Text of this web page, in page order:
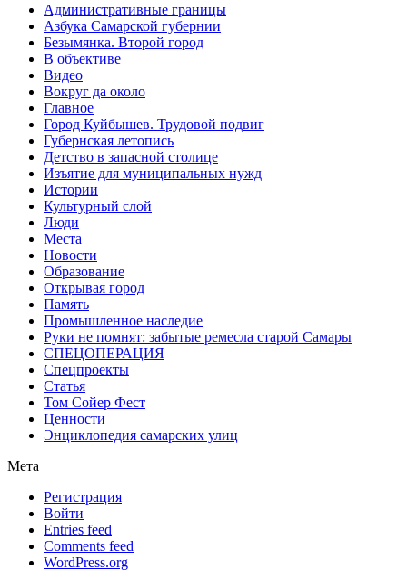
Административные границы
Азбука Самарской губернии
Безымянка. Второй город
В объективе
Видео
Вокруг да около
Главное
Город Куйбышев. Трудовой подвиг
Губернская летопись
Детство в запасной столице
Изъятие для муниципальных нужд
Истории
Культурный слой
Люди
Места
Новости
Образование
Открывая город
Память
Промышленное наследие
Руки не помнят: забытые ремесла старой Самары
СПЕЦОПЕРАЦИЯ
Спецпроекты
Статья
Том Сойер Фест
Ценности
Энциклопедия самарских улиц
Мета
Регистрация
Войти
Entries feed
Comments feed
WordPress.org